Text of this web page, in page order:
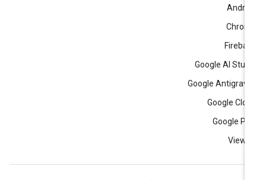
Google AI
Google
Google
Google
View